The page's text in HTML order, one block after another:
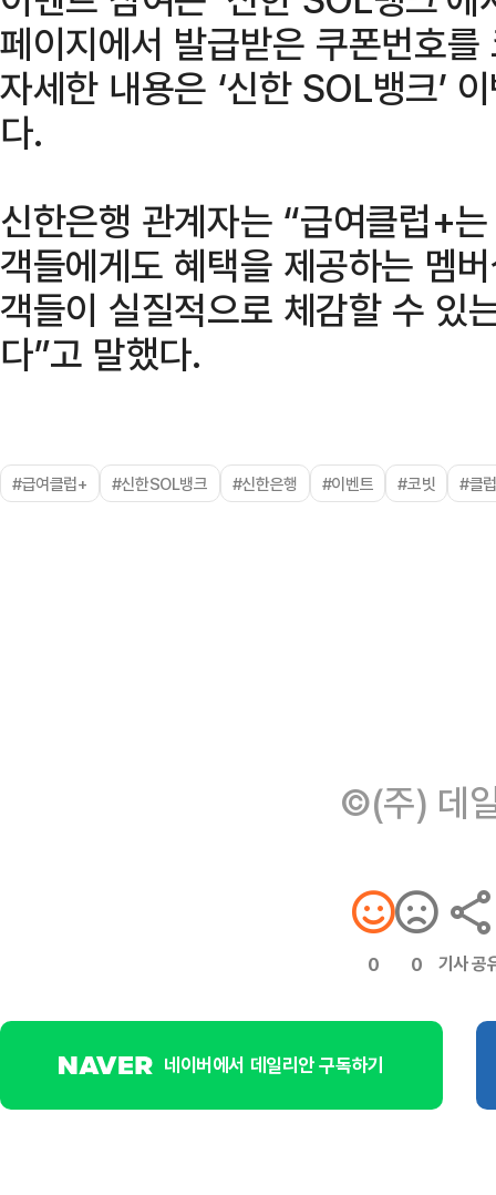
페이지에서 발급받은 쿠폰번호
자세한 내용은 ‘신한 SOL뱅크’
다.
신한은행 관계자는 “급여클럽+
객들에게도 혜택을 제공하는 멤
객들이 실질적으로 체감할 수 있
다”고 말했다.
#급여클럽+ #신한SOL뱅크 #신한은행 #이벤트 #코빗 #클
©(주) 데
0 0 기사 공
네이버에서 데일리안 구독하기